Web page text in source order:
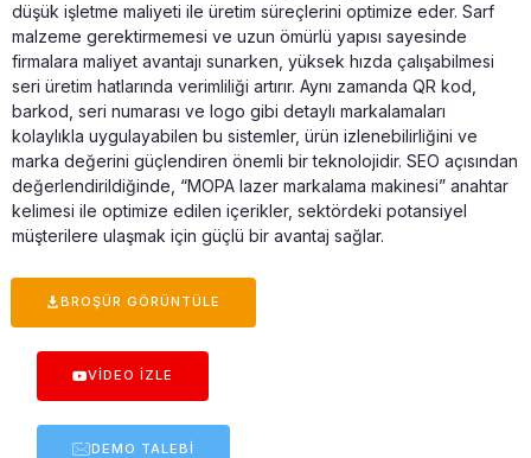
düşük işletme maliyeti ile üretim süreçlerini optimize eder. Sarf
malzeme gerektirmemesi ve uzun ömürlü yapısı sayesinde
firmalara maliyet avantajı sunarken, yüksek hızda çalışabilmesi
seri üretim hatlarında verimliliği artırır. Aynı zamanda QR kod,
barkod, seri numarası ve logo gibi detaylı markalamaları
kolaylıkla uygulayabilen bu sistemler, ürün izlenebilirliğini ve
marka değerini güçlendiren önemli bir teknolojidir. SEO açısından
değerlendirildiğinde, “MOPA lazer markalama makinesi” anahtar
kelimesi ile optimize edilen içerikler, sektördeki potansiyel
müşterilere ulaşmak için güçlü bir avantaj sağlar.
BROŞÜR GÖRÜNTÜLE
VIDEO İZLE
DEMO TALEBI